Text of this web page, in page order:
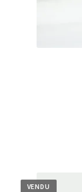
VENDU